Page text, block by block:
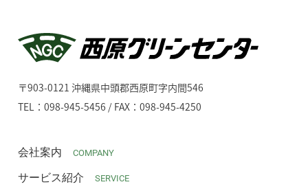
〒903-0121 沖縄県中頭郡西原町字内間546
TEL：098-945-5456 / FAX：098-945-4250
会社案内 COMPANY
サービス紹介 SERVICE